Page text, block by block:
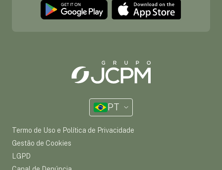
PT
Termo de Uso e Política de Privacidade
Gestão de Cookies
LGPD